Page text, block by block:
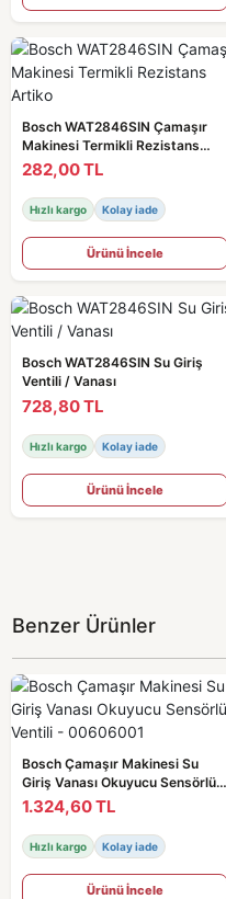
Bosch WAT2846SIN Çamaşır
Makinesi Termikli Rezistans
Artiko
282,00 TL
Hızlı kargo Kolay iade
Ürünü İncele
Bosch WAT2846SIN Su Giriş
Ventili / Vanası
728,80 TL
Hızlı kargo Kolay iade
Ürünü İncele
Benzer Ürünler
Bosch Çamaşır Makinesi Su
Giriş Vanası Okuyucu Sensörlü /
Ventili - 00606001
1.324,60 TL
Hızlı kargo Kolay iade
Ürünü İncele